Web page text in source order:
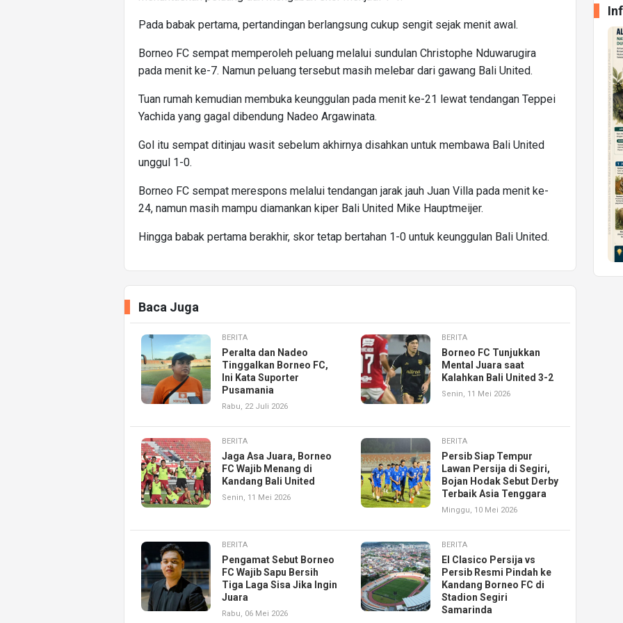
Pada babak pertama, pertandingan berlangsung cukup sengit sejak menit awal.
Borneo FC sempat memperoleh peluang melalui sundulan Christophe Nduwarugira
pada menit ke-7. Namun peluang tersebut masih melebar dari gawang Bali United.
Tuan rumah kemudian membuka keunggulan pada menit ke-21 lewat tendangan Teppei
Yachida yang gagal dibendung Nadeo Argawinata.
Gol itu sempat ditinjau wasit sebelum akhirnya disahkan untuk membawa Bali United
unggul 1-0.
Borneo FC sempat merespons melalui tendangan jarak jauh Juan Villa pada menit ke-
24, namun masih mampu diamankan kiper Bali United Mike Hauptmeijer.
Hingga babak pertama berakhir, skor tetap bertahan 1-0 untuk keunggulan Bali United.
Baca Juga
BERITA
Peralta dan Nadeo
Tinggalkan Borneo FC,
Ini Kata Suporter
Pusamania
Rabu, 22 Juli 2026
BERITA
Borneo FC Tunjukkan
Mental Juara saat
Kalahkan Bali United 3-2
Senin, 11 Mei 2026
BERITA
Jaga Asa Juara, Borneo
FC Wajib Menang di
Kandang Bali United
Senin, 11 Mei 2026
BERITA
Persib Siap Tempur
Lawan Persija di Segiri,
Bojan Hodak Sebut Derby
Terbaik Asia Tenggara
Minggu, 10 Mei 2026
BERITA
Pengamat Sebut Borneo
FC Wajib Sapu Bersih
Tiga Laga Sisa Jika Ingin
Juara
Rabu, 06 Mei 2026
BERITA
El Clasico Persija vs
Persib Resmi Pindah ke
Kandang Borneo FC di
Stadion Segiri
Samarinda